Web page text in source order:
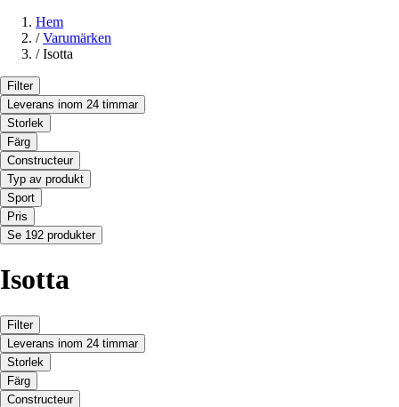
Hem
/ Varumärken
/ Isotta
Filter
Leverans inom 24 timmar
Storlek
Färg
Constructeur
Typ av produkt
Sport
Pris
Se 192 produkter
Isotta
Filter
Leverans inom 24 timmar
Storlek
Färg
Constructeur